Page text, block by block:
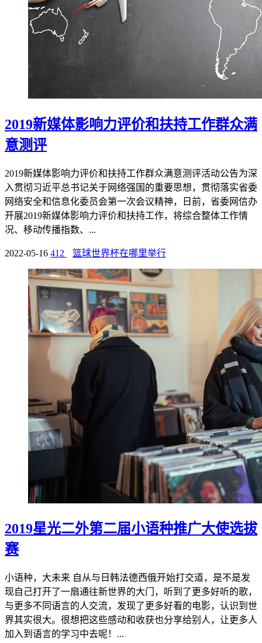
2019新媒体影响力评价和扶持工作群众满
意测评
2019新媒体影响力评价和扶持工作群众满意测评活动公告为深
入贯彻习近平总书记关于网络强国的重要思想，贯彻落实省委
网络安全和信息化委员会第一次会议精神，日前，省委网信办
开展2019新媒体影响力评价和扶持工作，将综合整体工作情
况、移动传播指数、...
2022-05-16 412 篮球世界杯在哪里举行
2019星光二外第二届小语种推广大使选拔
赛
小语种，大未来 自从与日韩法德西俄开始打交道，是不是发
现自己打开了一扇通往新世界的大门，听到了更多好听的歌，
与更多不同语言的人交流，发现了更多好看的电影，认识到世
界其实很大。很想把这些感动和收获也分享给别人，让更多人
加入到语言的学习中去呢！...